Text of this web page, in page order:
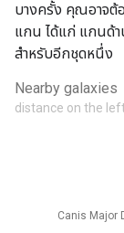
บางครั้ง คุณอาจต้
แกน ได้แก่ แกนด้
สำหรับอีกชุดหนึ่ง